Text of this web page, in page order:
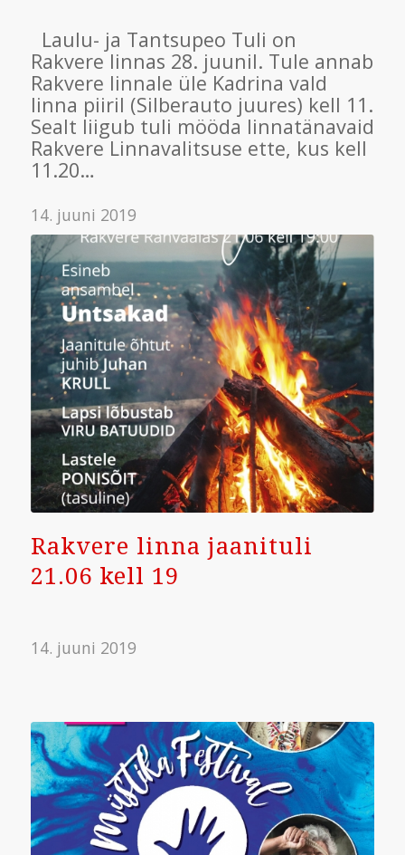
Laulu- ja Tantsupeo Tuli on
Rakvere linnas 28. juunil. Tule annab
Rakvere linnale üle Kadrina vald
linna piiril (Silberauto juures) kell 11.
Sealt liigub tuli mööda linnatänavaid
Rakvere Linnavalitsuse ette, kus kell
11.20…
14. juuni 2019
Rakvere linna jaanituli
21.06 kell 19
14. juuni 2019